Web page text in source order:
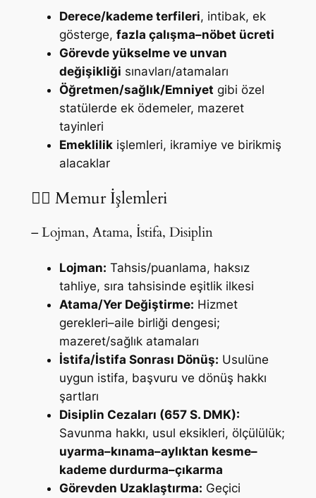
Derece/kademe terfileri, intibak, ek
gösterge, fazla çalışma–nöbet ücreti
Görevde yükselme ve unvan
değişikliği sınavları/atamaları
Öğretmen/sağlık/Emniyet gibi özel
statülerde ek ödemeler, mazeret
tayinleri
Emeklilikişlemleri, ikramiye ve birikmiş
alacaklar
👮‍♂️ Memur İşlemleri
– Lojman, Atama, İstifa, Disiplin
Lojman: Tahsis/puanlama, haksız
tahliye, sıra tahsisinde eşitlik ilkesi
Atama/Yer Değiştirme: Hizmet
gerekleri–aile birliği dengesi;
mazeret/sağlık atamaları
İstifa/İstifa Sonrası Dönüş: Usulüne
uygun istifa, başvuru ve dönüş hakkı
şartları
Disiplin Cezaları (657 S. DMK):
Savunma hakkı, usul eksikleri, ölçülülük;
uyarma–kınama–aylıktan kesme–
kademe durdurma–çıkarma
Görevden Uzaklaştırma: Geçici